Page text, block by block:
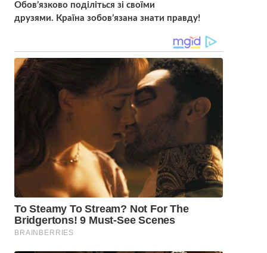
Обов’язково поділіться зі своїми
друзями. Країна зобов’язана знати правду!